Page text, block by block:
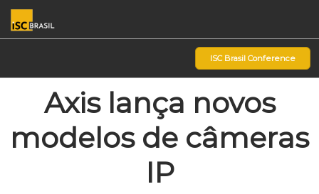
Pular
para
o
ISC Brasil Conference
Axis lança novos
modelos de câmeras
IP